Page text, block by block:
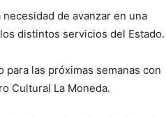
de avanzar en una
distintos servicios del Estado.
las próximas semanas con
Cultural La Moneda.